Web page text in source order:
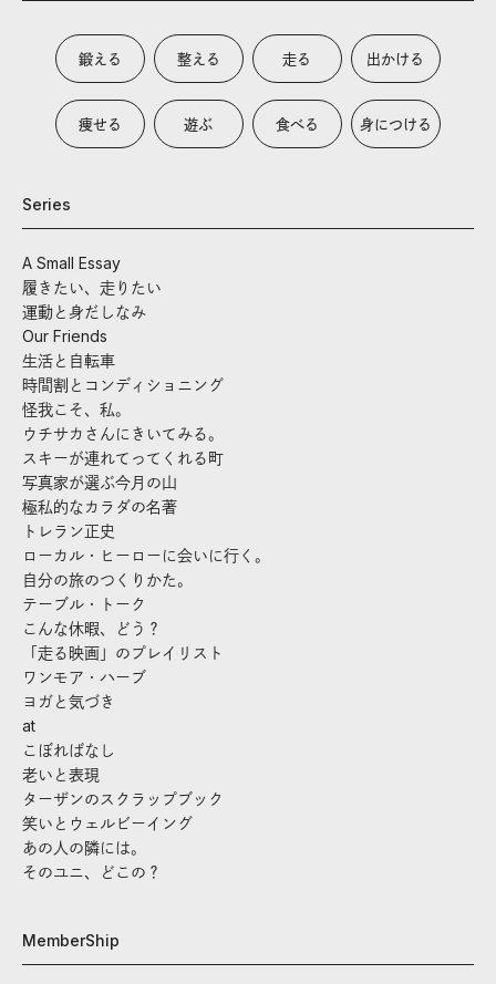
鍛える 整える 走る 出かける
痩せる 遊ぶ 食べる 身につける
Series
A Small Essay
履きたい、走りたい
運動と身だしなみ
Our Friends
生活と自転車
時間割とコンディショニング
怪我こそ、私。
ウチサカさんにきいてみる。
スキーが連れてってくれる町
写真家が選ぶ今月の山
極私的なカラダの名著
トレラン正史
ローカル・ヒーローに会いに行く。
自分の旅のつくりかた。
テーブル・トーク
こんな休暇、どう？
「走る映画」のプレイリスト
ワンモア・ハーブ
ヨガと気づき
at
こぼればなし
老いと表現
ターザンのスクラップブック
笑いとウェルビーイング
あの人の隣には。
そのユニ、どこの？
MemberShip